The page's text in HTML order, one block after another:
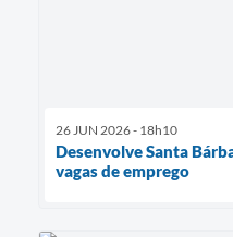
26 JUN 2026 - 18h10
Desenvolve Santa
vagas de emprego